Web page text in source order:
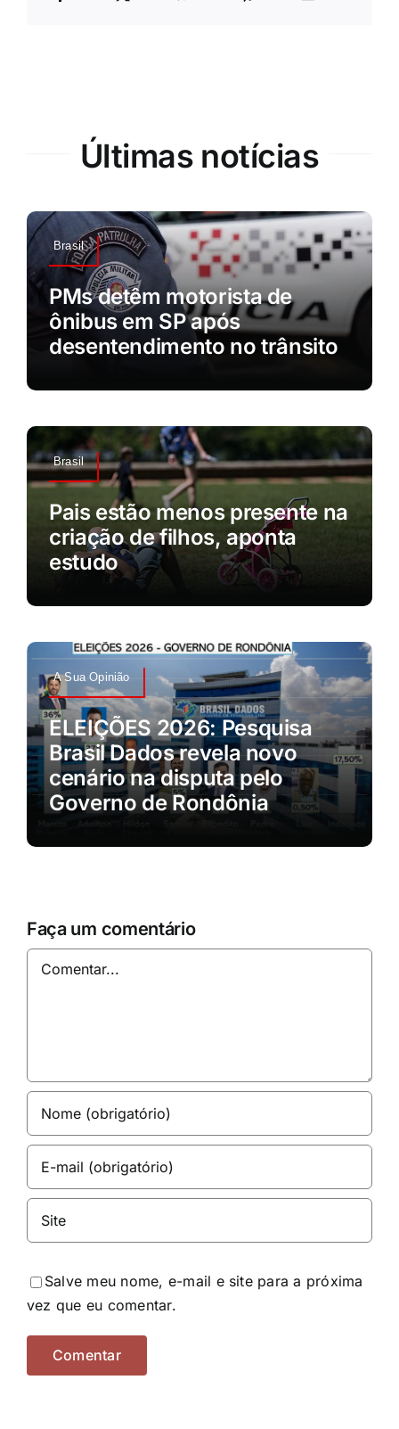
Últimas notícias
Brasil
PMs detêm motorista de
ônibus em SP após
desentendimento no trânsito
Brasil
Pais estão menos presente na
criação de filhos, aponta
estudo
A Sua Opinião
ELEIÇÕES 2026: Pesquisa
Brasil Dados revela novo
cenário na disputa pelo
Governo de Rondônia
Faça um comentário
Comentar
Salve meu nome, e-mail e site para a próxima
vez que eu comentar.